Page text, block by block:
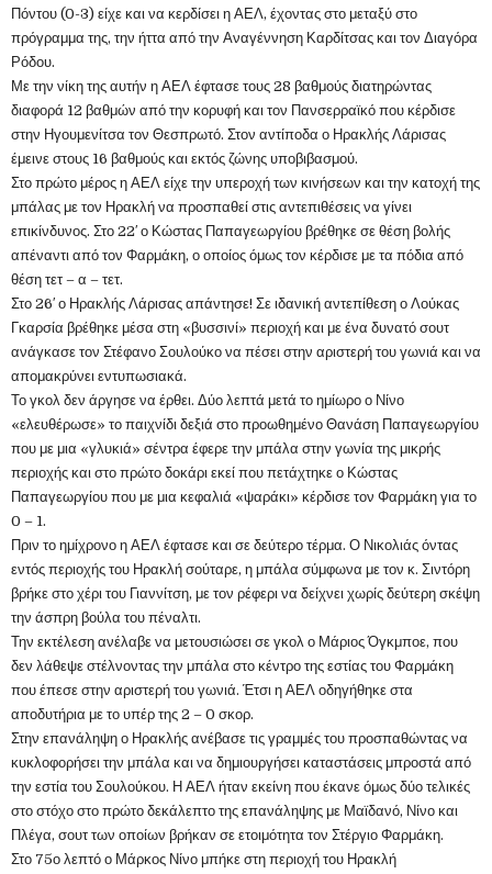
Πόντου (0-3) είχε και να κερδίσει η ΑΕΛ, έχοντας στο μεταξύ στο
πρόγραμμα της, την ήττα από την Αναγέννηση Καρδίτσας και τον Διαγόρα
Ρόδου.
Με την νίκη της αυτήν η ΑΕΛ έφτασε τους 28 βαθμούς διατηρώντας
διαφορά 12 βαθμών από την κορυφή και τον Πανσερραϊκό που κέρδισε
στην Ηγουμενίτσα τον Θεσπρωτό. Στον αντίποδα ο Ηρακλής Λάρισας
έμεινε στους 16 βαθμούς και εκτός ζώνης υποβιβασμού.
Στο πρώτο μέρος η ΑΕΛ είχε την υπεροχή των κινήσεων και την κατοχή της
μπάλας με τον Ηρακλή να προσπαθεί στις αντεπιθέσεις να γίνει
επικίνδυνος. Στο 22′ ο Κώστας Παπαγεωργίου βρέθηκε σε θέση βολής
απέναντι από τον Φαρμάκη, ο οποίος όμως τον κέρδισε με τα πόδια από
θέση τετ – α – τετ.
Στο 26′ ο Ηρακλής Λάρισας απάντησε! Σε ιδανική αντεπίθεση ο Λούκας
Γκαρσία βρέθηκε μέσα στη «βυσσινί» περιοχή και με ένα δυνατό σουτ
ανάγκασε τον Στέφανο Σουλούκο να πέσει στην αριστερή του γωνιά και να
απομακρύνει εντυπωσιακά.
Το γκολ δεν άργησε να έρθει. Δύο λεπτά μετά το ημίωρο ο Νίνο
«ελευθέρωσε» το παιχνίδι δεξιά στο προωθημένο Θανάση Παπαγεωργίου
που με μια «γλυκιά» σέντρα έφερε την μπάλα στην γωνία της μικρής
περιοχής και στο πρώτο δοκάρι εκεί που πετάχτηκε ο Κώστας
Παπαγεωργίου που με μια κεφαλιά «ψαράκι» κέρδισε τον Φαρμάκη για το
0 – 1.
Πριν το ημίχρονο η ΑΕΛ έφτασε και σε δεύτερο τέρμα. Ο Νικολιάς όντας
εντός περιοχής του Ηρακλή σούταρε, η μπάλα σύμφωνα με τον κ. Σιντόρη
βρήκε στο χέρι του Γιαννίτση, με τον ρέφερι να δείχνει χωρίς δεύτερη σκέψη
την άσπρη βούλα του πέναλτι.
Την εκτέλεση ανέλαβε να μετουσιώσει σε γκολ ο Μάριος Όγκμποε, που
δεν λάθεψε στέλνοντας την μπάλα στο κέντρο της εστίας του Φαρμάκη
που έπεσε στην αριστερή του γωνιά. Έτσι η ΑΕΛ οδηγήθηκε στα
αποδυτήρια με το υπέρ της 2 – 0 σκορ.
Στην επανάληψη ο Ηρακλής ανέβασε τις γραμμές του προσπαθώντας να
κυκλοφορήσει την μπάλα και να δημιουργήσει καταστάσεις μπροστά από
την εστία του Σουλούκου. Η ΑΕΛ ήταν εκείνη που έκανε όμως δύο τελικές
στο στόχο στο πρώτο δεκάλεπτο της επανάληψης με Μαϊδανό, Νίνο και
Πλέγα, σουτ των οποίων βρήκαν σε ετοιμότητα τον Στέργιο Φαρμάκη.
Στο 75ο λεπτό ο Μάρκος Νίνο μπήκε στη περιοχή του Ηρακλή